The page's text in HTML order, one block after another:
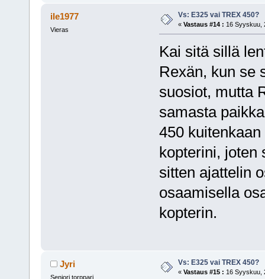
ile1977
Vieras
Vs: E325 vai TREX 450?
« Vastaus #14 : 16 Syyskuu,
Kai sitä sillä
Rexän, kun se
suosiot, mutta
samasta
450
kopterini, joten
sitten ajattelin
osaamisella
kopterin.
Jyri
Seniori torppari
Vs: E325 vai TREX 450?
« Vastaus #15 : 16 Syyskuu,